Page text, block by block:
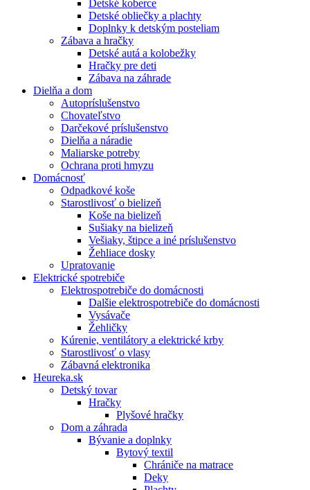
Detské koberce
Detské obliečky a plachty
Doplnky k detským posteliam
Zábava a hračky
Detské autá a kolobežky
Hračky pre deti
Zábava na záhrade
Dielňa a dom
Autopríslušenstvo
Chovateľstvo
Darčekové príslušenstvo
Dielňa a náradie
Maliarske potreby
Ochrana proti hmyzu
Domácnosť
Odpadkové koše
Starostlivosť o bielizeň
Koše na bielizeň
Sušiaky na bielizeň
Vešiaky, štipce a iné príslušenstvo
Žehliace dosky
Upratovanie
Elektrické spotrebiče
Elektrospotrebiče do domácnosti
Dalšie elektrospotrebiče do domácnosti
Vysávače
Žehličky
Kúrenie, ventilátory a elektrické krby
Starostlivosť o vlasy
Zábavná elektronika
Heureka.sk
Detský tovar
Hračky
Plyšové hračky
Dom a záhrada
Bývanie a doplnky
Bytový textil
Chrániče na matrace
Deky